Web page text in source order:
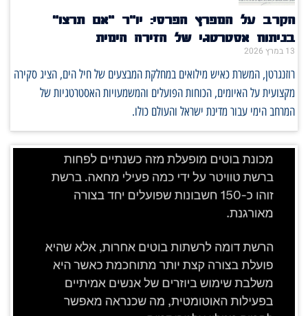
הקרב על המפרץ הפרסי: יו"ר "אם תרצו"
בניתוח אסטרטגי של הזירה הימית
13 במרץ 2026
רוזנגרטן, המשרת כאיש מילואים במחלקת המבצעים של חיל הים, הציג סקירה
מקצועית על האיומים, הכוחות הפועלים והמשמעויות האסטרטגיות של
המרחב הימי עבור מדינת ישראל והעולם כולו.